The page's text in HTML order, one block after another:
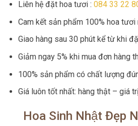
Liên hệ đặt hoa tươi : 084 33 22
Cam kết sản phẩm 100% hoa tươi
Giao hàng sau 30 phút kể từ khi
Giảm ngay 5% khi mua đơn hàng
100% sản phẩm có chất lượng
Giá luôn tốt nhất: hàng thật – giá
Hoa Sinh Nhật Đẹp